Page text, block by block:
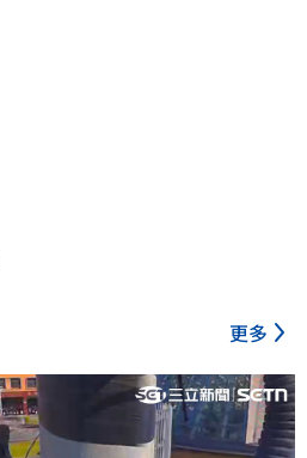
更多